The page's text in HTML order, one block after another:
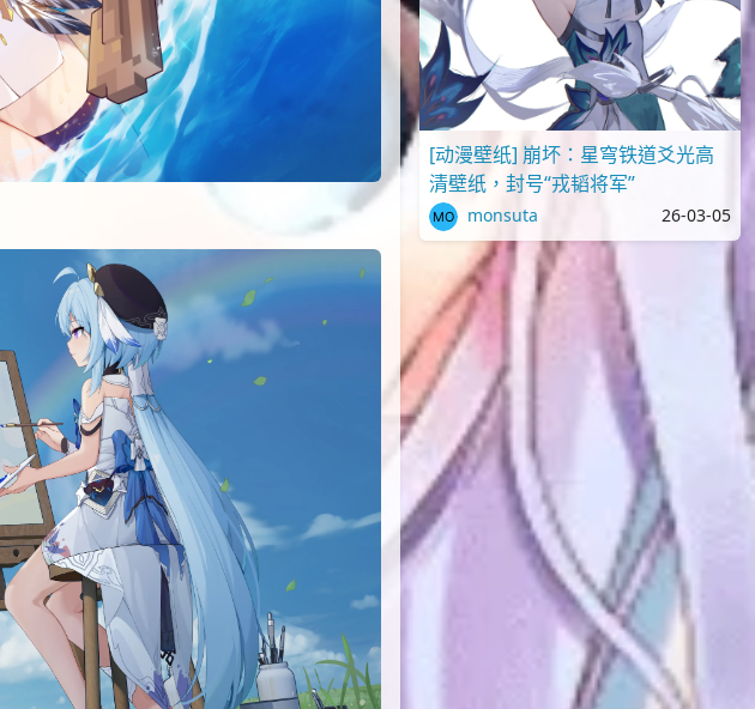
[动漫壁纸] 崩坏：星穹铁道爻光高
清壁纸，封号“戎韬将军”
monsuta 26-03-05